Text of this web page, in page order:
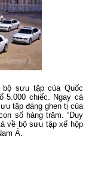
sưu tập của Quốc
5.000 chiếc. Ngay cả
tập đáng ghen tị của
số hàng trăm. “Duy
về bộ sưu tập xế hộp
Á.